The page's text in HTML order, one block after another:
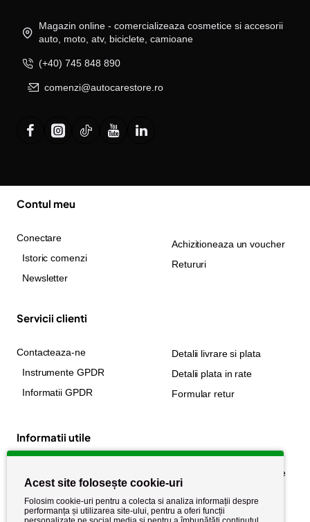
Magazin online - comercializeaza cosmetice si accesorii
auto, moto, atv, biciclete, camioane
(+40) 745 848 890
comenzi@autocarestore.ro
Contul meu
Conectare
Istoric comenzi
Newsletter
Achizitioneaza un voucher
Retururi
Servicii clienti
Contacteaza-ne
Instrumente GPDR
Informatii GPDR
Detalii livrare si plata
Detalii plata in rate
Formular retur
Informatii utile
Politica de cookie
Politica de confidențialitate
Termeni si conditii
Acest site folosește cookie-uri
Folosim cookie-uri pentru a colecta si analiza informații despre
performanța și utilizarea site-ului, pentru a oferi funcții